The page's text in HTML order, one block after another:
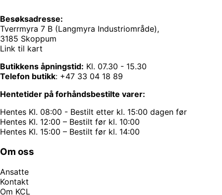
Besøksadresse:
Tverrmyra 7 B (Langmyra Industriområde),
3185 Skoppum
Link til kart
Butikkens åpningstid: Kl. 07.30 - 15.30
Telefon butikk: +47 33 04 18 89
Hentetider på forhåndsbestilte varer:
Hentes Kl. 08:00 - Bestilt etter kl. 15:00 dagen før
Hentes Kl. 12:00 – Bestilt før kl. 10:00
Hentes Kl. 15:00 – Bestilt før kl. 14:00
Om oss
Ansatte
Kontakt
Om KCL